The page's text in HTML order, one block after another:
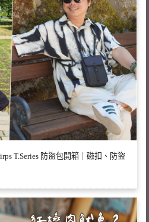
T.Series 防盜包開箱｜磁扣、防盜